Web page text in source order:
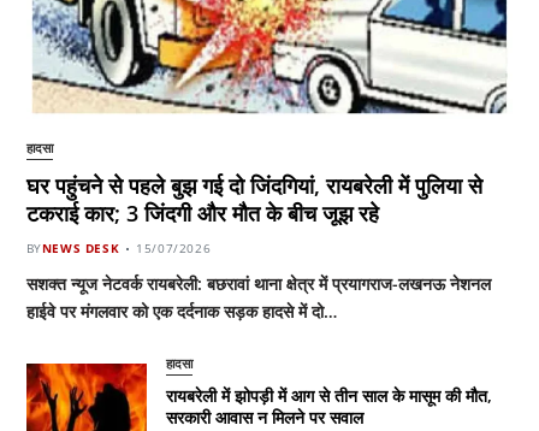
हादसा
घर पहुंचने से पहले बुझ गई दो जिंदगियां, रायबरेली में पुलिया से
टकराई कार; 3 जिंदगी और मौत के बीच जूझ रहे
BYNEWS DESK 15/07/2026
सशक्त न्यूज नेटवर्क रायबरेली: बछरावां थाना क्षेत्र में प्रयागराज-लखनऊ नेशनल
हाईवे पर मंगलवार को एक दर्दनाक सड़क हादसे में दो…
हादसा
रायबरेली में झोपड़ी में आग से तीन साल के मासूम की मौत,
सरकारी आवास न मिलने पर सवाल